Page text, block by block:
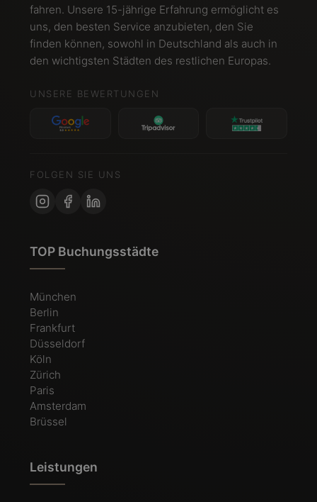
fahren. Unsere 15-jährige Erfahrung ermöglicht es
uns, den besten Service anzubieten, den Sie
finden können, sowohl in Deutschland als auch in
den wichtigsten Städten des restlichen Europas.
UNSERE BEWERTUNGEN
FOLGEN SIE UNS
TOP Buchungsstädte
München
Berlin
Frankfurt
Düsseldorf
Köln
Zürich
Paris
Amsterdam
Brüssel
Leistungen